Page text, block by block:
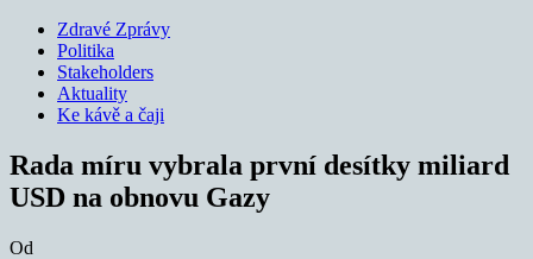
Zdravé Zprávy
Politika
Stakeholders
Aktuality
Ke kávě a čaji
Rada míru vybrala první desítky miliard
USD na obnovu Gazy
Od